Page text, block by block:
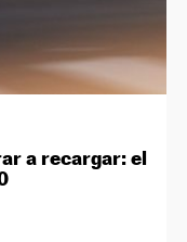
a recargar: el